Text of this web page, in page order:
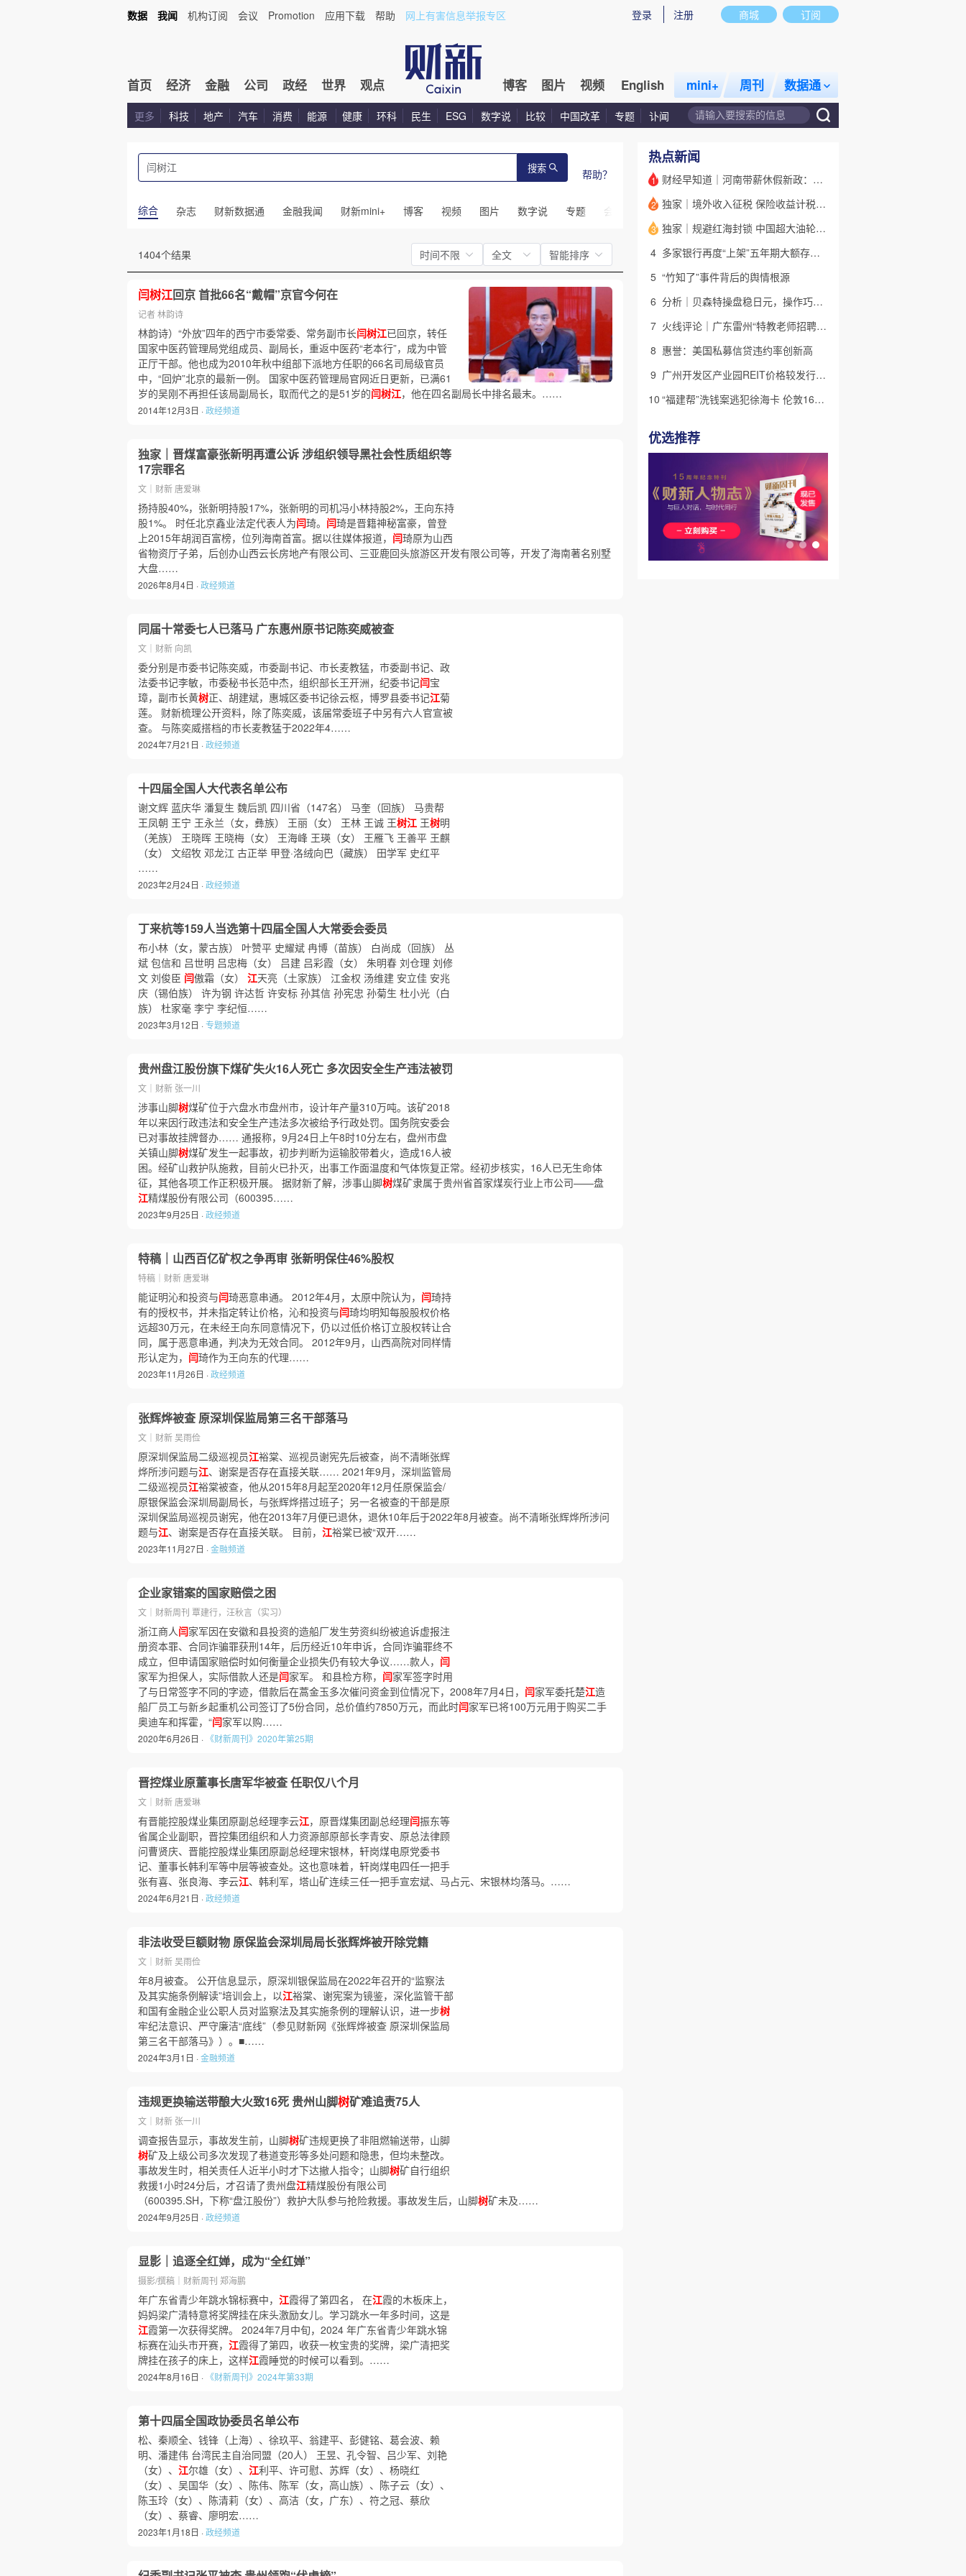
商城 订阅
登录 注册
数据 我闻 机构订阅 会议 Promotion 应用下载 帮助 网上有害信息举报专区
首页 经济 金融 公司 政经 世界 观点 博客 图片 视频 English mini+ 周刊 数据通
更多 科技 地产 汽车 消费 能源 健康 环科 民生 ESG 数字说 比较 中国改革 专题 讣闻
搜索 帮助？
综合 杂志 财新数据通 金融我闻 财新mini+ 博客 视频 图片 数字说 专题 会议 话题 特别呈现 私房课
1404个结果 时间不限 全文 智能排序
闫树江回京 首批66名“戴帽”京官今何在
记者 林韵诗
林韵诗）“外放”四年的西宁市委常委、常务副市长闫树江已回京，转任
国家中医药管理局党组成员、副局长，重返中医药“老本行”，成为中管
正厅干部。他也成为2010年秋中组部下派地方任职的66名司局级官员
中，“回炉”北京的最新一例。 国家中医药管理局官网近日更新，已满61
岁的吴刚不再担任该局副局长，取而代之的是51岁的闫树江，他在四名副局长中排名最末。……
2014年12月3日 ·政经频道
独家｜晋煤富豪张新明再遭公诉 涉组织领导黑社会性质组织等
17宗罪名
文｜财新 唐爱琳
扬持股40%，张新明持股17%，张新明的司机冯小林持股2%，王向东持
股1%。 时任北京鑫业法定代表人为闫琦。 闫琦是晋籍神秘富豪，曾登
上2015年胡润百富榜，位列海南首富。据以往媒体报道， 闫琦原为山西
省物资厅子弟，后创办山西云长房地产有限公司、三亚鹿回头旅游区开发有限公司等，开发了海南著名别墅
大盘……
2026年8月4日 ·政经频道
同届十常委七人已落马 广东惠州原书记陈奕威被查
文｜财新 向凯
委分别是市委书记陈奕威，市委副书记、市长麦教猛，市委副书记、政
法委书记李敏，市委秘书长范中杰，组织部长王开洲，纪委书记闫宝
璋，副市长黄树正、胡建斌，惠城区委书记徐云枢，博罗县委书记江菊
莲。 财新梳理公开资料，除了陈奕威，该届常委班子中另有六人官宣被
查。 与陈奕威搭档的市长麦教猛于2022年4……
2024年7月21日 ·政经频道
十四届全国人大代表名单公布
谢文辉 蓝庆华 潘复生 魏后凯 四川省（147名） 马奎（回族） 马贵帮
王凤朝 王宁 王永兰（女，彝族） 王丽（女） 王林 王诚 王树江 王树明
（羌族） 王晓晖 王晓梅（女） 王海峰 王瑛（女） 王雁飞 王善平 王麒
（女） 文绍牧 邓龙江 古正举 甲登·洛绒向巴（藏族） 田学军 史红平
……
2023年2月24日 ·政经频道
丁来杭等159人当选第十四届全国人大常委会委员
布小林（女，蒙古族） 叶赞平 史耀斌 冉博（苗族） 白尚成（回族） 丛
斌 包信和 吕世明 吕忠梅（女） 吕建 吕彩霞（女） 朱明春 刘仓理 刘修
文 刘俊臣 闫傲霜（女） 江天亮（土家族） 江金权 汤维建 安立佳 安兆
庆（锡伯族） 许为钢 许达哲 许安标 孙其信 孙宪忠 孙菊生 杜小光（白
族） 杜家毫 李宁 李纪恒……
2023年3月12日 ·专题频道
贵州盘江股份旗下煤矿失火16人死亡 多次因安全生产违法被罚
文｜财新 张一川
涉事山脚树煤矿位于六盘水市盘州市，设计年产量310万吨。该矿2018
年以来因行政违法和安全生产违法多次被给予行政处罚。国务院安委会
已对事故挂牌督办…… 通报称，9月24日上午8时10分左右，盘州市盘
关镇山脚树煤矿发生一起事故，初步判断为运输胶带着火，造成16人被
困。经矿山救护队施救，目前火已扑灭，出事工作面温度和气体恢复正常。经初步核实，16人已无生命体
征，其他各项工作正积极开展。 据财新了解，涉事山脚树煤矿隶属于贵州省首家煤炭行业上市公司——盘
江精煤股份有限公司（600395……
2023年9月25日 ·政经频道
特稿｜山西百亿矿权之争再审 张新明保住46%股权
特稿｜财新 唐爱琳
能证明沁和投资与闫琦恶意串通。 2012年4月，太原中院认为， 闫琦持
有的授权书，并未指定转让价格，沁和投资与闫琦均明知每股股权价格
远超30万元，在未经王向东同意情况下，仍以过低价格订立股权转让合
同，属于恶意串通，判决为无效合同。 2012年9月，山西高院对同样情
形认定为， 闫琦作为王向东的代理……
2023年11月26日 ·政经频道
张辉烨被查 原深圳保监局第三名干部落马
文｜财新 吴雨俭
原深圳保监局二级巡视员江裕棠、巡视员谢宪先后被查，尚不清晰张辉
烨所涉问题与江、谢案是否存在直接关联…… 2021年9月，深圳监管局
二级巡视员江裕棠被查，他从2015年8月起至2020年12月任原保监会/
原银保监会深圳局副局长，与张辉烨搭过班子；另一名被查的干部是原
深圳保监局巡视员谢宪，他在2013年7月便已退休，退休10年后于2022年8月被查。尚不清晰张辉烨所涉问
题与江、谢案是否存在直接关联。 目前， 江裕棠已被“双开……
2023年11月27日 ·金融频道
企业家错案的国家赔偿之困
文｜财新周刊 覃建行，汪秋言（实习）
浙江商人闫家军因在安徽和县投资的造船厂发生劳资纠纷被追诉虚报注
册资本罪、合同诈骗罪获刑14年，后历经近10年申诉，合同诈骗罪终不
成立，但申请国家赔偿时如何衡量企业损失仍有较大争议……款人， 闫
家军为担保人，实际借款人还是闫家军。 和县检方称， 闫家军签字时用
了与日常签字不同的字迹，借款后在蒿金玉多次催问资金到位情况下，2008年7月4日， 闫家军委托楚江造
船厂员工与新乡起重机公司签订了5份合同，总价值约7850万元，而此时闫家军已将100万元用于购买二手
奥迪车和挥霍，“闫家军以购……
2020年6月26日 · 《财新周刊》2020年第25期
晋控煤业原董事长唐军华被查 任职仅八个月
文｜财新 唐爱琳
有晋能控股煤业集团原副总经理李云江，原晋煤集团副总经理闫振东等
省属企业副职，晋控集团组织和人力资源部原部长李青安、原总法律顾
问曹贤庆、晋能控股煤业集团原副总经理宋银林，轩岗煤电原党委书
记、董事长韩利军等中层等被查处。这也意味着，轩岗煤电四任一把手
张有喜、张良海、李云江、韩利军，塔山矿连续三任一把手宣宏斌、马占元、宋银林均落马。……
2024年6月21日 ·政经频道
非法收受巨额财物 原保监会深圳局局长张辉烨被开除党籍
文｜财新 吴雨俭
年8月被查。 公开信息显示，原深圳银保监局在2022年召开的“监察法
及其实施条例解读”培训会上，以江裕棠、谢宪案为镜鉴，深化监管干部
和国有金融企业公职人员对监察法及其实施条例的理解认识，进一步树
牢纪法意识、严守廉洁“底线”（参见财新网《张辉烨被查 原深圳保监局
第三名干部落马》）。■……
2024年3月1日 ·金融频道
违规更换输送带酿大火致16死 贵州山脚树矿难追责75人
文｜财新 张一川
调查报告显示，事故发生前，山脚树矿违规更换了非阻燃输送带，山脚
树矿及上级公司多次发现了巷道变形等多处问题和隐患，但均未整改。
事故发生时，相关责任人近半小时才下达撤人指令；山脚树矿自行组织
救援1小时24分后，才召请了贵州盘江精煤股份有限公司
（600395.SH，下称“盘江股份”）救护大队参与抢险救援。事故发生后，山脚树矿未及……
2024年9月25日 ·政经频道
显影｜追逐全红婵，成为“全红婵”
摄影/撰稿｜财新周刊 郑海鹏
年广东省青少年跳水锦标赛中， 江霞得了第四名， 在江霞的木板床上，
妈妈梁广清特意将奖牌挂在床头激励女儿。学习跳水一年多时间，这是
江霞第一次获得奖牌。 2024年7月中旬，2024 年广东省青少年跳水锦
标赛在汕头市开赛， 江霞得了第四，收获一枚宝贵的奖牌，梁广清把奖
牌挂在孩子的床上，这样江霞睡觉的时候可以看到。……
2024年8月16日 · 《财新周刊》2024年第33期
第十四届全国政协委员名单公布
松、秦顺全、钱锋（上海）、徐玖平、翁建平、彭健铭、葛会波、赖
明、潘建伟 台湾民主自治同盟（20人） 王昱、孔令智、吕少军、刘艳
（女）、 江尔雄（女）、 江利平、许可慰、苏辉（女）、杨晓红
（女）、吴国华（女）、陈伟、陈军（女，高山族）、陈子云（女）、
陈玉玲（女）、陈清莉（女）、高洁（女，广东）、符之冠、蔡欣
（女）、蔡睿、廖明宏……
2023年1月18日 ·政经频道
热点新闻
1 财经早知道｜河南带薪休假新政：领导干部带头，全员应休尽休
2 独家｜境外收入征税 保险收益计税详解(含视频)
3
独家｜规避红海封锁 中国超大油轮停靠埃及绕行非洲
4
多家银行再度“上架”五年期大额存单 有何考量？(含视频)
5 “竹知了”事件背后的舆情根源
6
分析｜贝森特操盘稳日元，操作巧思能否撬动美日货币基本面
7
火线评论｜广东雷州“特教老师招聘违规”很雷，仍有诸多疑点
8 惠誉：美国私募信贷违约率创新高
9
广州开发区产业园REIT价格较发行价“腰斩” 底层资产出租率降至67%
10
“福建帮”洗钱案逃犯徐海卡 伦敦16套房拟被英国没收(含视频)
优选推荐